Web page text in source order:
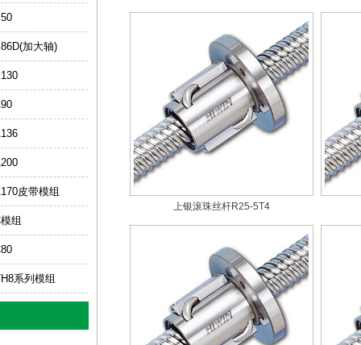
加大轴)
皮带模组
组
系列模组
上银滚珠丝杆R25-5T4